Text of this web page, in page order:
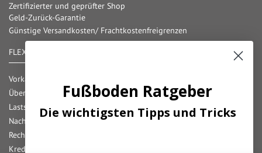
Zertifizierter und geprüfter Shop
Geld-Zurück-Garantie
Günstige Versandkosten/ Frachtkostenfreigrenzen
FLEXIBLE ZAHLUNG
Vorkasse
Überweisung
Lastschrift
Nachnahme
Rechnung
Kreditkarte
Fußboden Ratgeber
Die wichtigsten Tipps und Tricks